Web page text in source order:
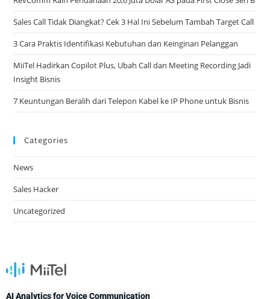
Sales Call Tidak Diangkat? Cek 3 Hal Ini Sebelum Tambah Target Call​
3 Cara Praktis Identifikasi Kebutuhan dan Keinginan Pelanggan​
MiiTel Hadirkan Copilot Plus, Ubah Call dan Meeting Recording Jadi
Insight Bisnis​
7 Keuntungan Beralih dari Telepon Kabel ke IP Phone untuk Bisnis​
Categories
News
Sales Hacker
Uncategorized
AI Analytics for Voice Communication